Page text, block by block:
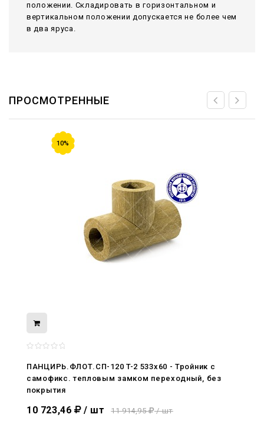
положении. Складировать в горизонтальном и
вертикальном положении допускается не более чем
в два яруса.
ПРОСМОТРЕННЫЕ
10%
ПАНЦИРЬ.ФЛОТ.СП-120 T-2 533x60 - Тройник c
самофикс. тепловым замком переходный, без
покрытия
10 723,46 / шт 11 914,95 / шт
нами